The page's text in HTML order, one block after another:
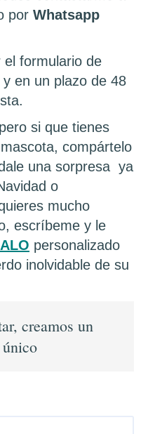
por Whatsapp
el formulario de
en un plazo de 48
si que tienes
compártelo
una sorpresa ya
o
mucho
escríbeme y le
personalizado
inolvidable de su
creamos un